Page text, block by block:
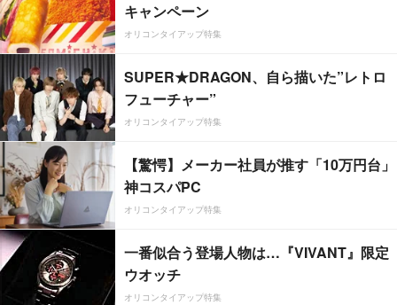
キャンペーン
オリコンタイアップ特集
SUPER★DRAGON、自ら描いた”レトロ
フューチャー”
オリコンタイアップ特集
【驚愕】メーカー社員が推す「10万円台」
神コスパPC
オリコンタイアップ特集
一番似合う登場人物は…『VIVANT』限定
ウオッチ
オリコンタイアップ特集